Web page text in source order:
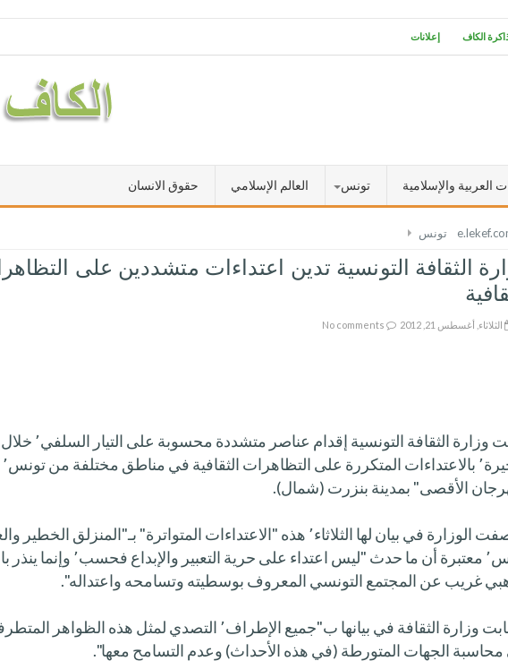
الكاف إعلانات
العربية والإسلامية تونس العالم الإسلامي حقوق الانسان
تونس
الثقافة التونسية تدين اعتداءات متشددين على
الثلاثاء, أغسطس 21, 2012 No comments
أدانت وزارة الثقافة التونسية
الأقصى" بمدينة بنزرت (شمال).
ووصفت الوزارة في بيان لها الثلاثاء٬ هذه "الاعتداءات المتواترة" بـ"المنزلق
تونس٬ معتبرة أن ما حدث "ليس اعتداء على حرية التعبير
غريب عن المجتمع التونسي المعروف بوسطيته وتسامحه واعتداله".
محاسبة الجهات المتورطة (في هذه الأحداث) وعدم التسامح معها".